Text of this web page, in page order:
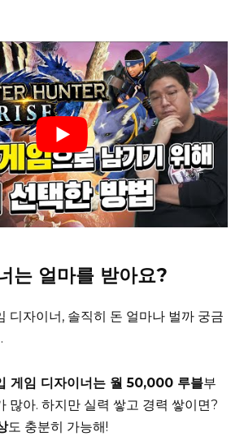
는 얼마를 받아요?
디자이너, 솔직히 돈 얼마나 벌까 궁금
게임 디자이너는 월 50,000 루블부
많아. 하지만 실력 쌓고 경력 쌓이면?
도 충분히 가능해!